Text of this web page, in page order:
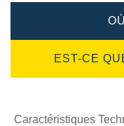
EST-CE
Caractéristiques